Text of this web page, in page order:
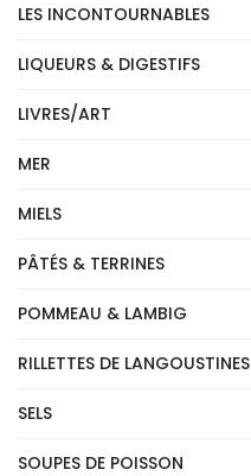
LES INCONTOURNABLES
LIQUEURS & DIGESTIFS
LIVRES/ART
MER
MIELS
PÂTÉS & TERRINES
POMMEAU & LAMBIG
RILLETTES DE LANGOUSTINES
SELS
SOUPES DE POISSON